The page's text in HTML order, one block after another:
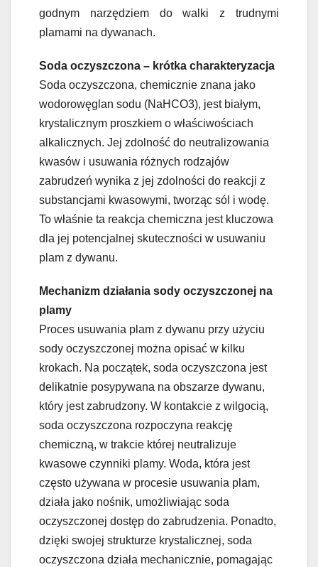
godnym narzędziem do walki z trudnymi
plamami na dywanach.
Soda oczyszczona – krótka charakteryzacja
Soda oczyszczona, chemicznie znana jako
wodorowęglan sodu (NaHCO3), jest białym,
krystalicznym proszkiem o właściwościach
alkalicznych. Jej zdolność do neutralizowania
kwasów i usuwania różnych rodzajów
zabrudzeń wynika z jej zdolności do reakcji z
substancjami kwasowymi, tworząc sól i wodę.
To właśnie ta reakcja chemiczna jest kluczowa
dla jej potencjalnej skuteczności w usuwaniu
plam z dywanu.
Mechanizm działania sody oczyszczonej na
plamy
Proces usuwania plam z dywanu przy użyciu
sody oczyszczonej można opisać w kilku
krokach. Na początek, soda oczyszczona jest
delikatnie posypywana na obszarze dywanu,
który jest zabrudzony. W kontakcie z wilgocią,
soda oczyszczona rozpoczyna reakcję
chemiczną, w trakcie której neutralizuje
kwasowe czynniki plamy. Woda, która jest
często używana w procesie usuwania plam,
działa jako nośnik, umożliwiając soda
oczyszczonej dostęp do zabrudzenia. Ponadto,
dzięki swojej strukturze krystalicznej, soda
oczyszczona działa mechanicznie, pomagając